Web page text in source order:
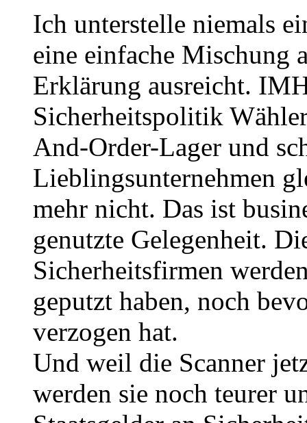
Ich unterstelle niemals
eine einfache Mischung
Erklärung ausreicht.
Sicherheitspolitik
And-Order-Lager und
Lieblingsunternehmen
mehr nicht. Das ist
genutzte Gelegenheit.
Sicherheitsfirmen
geputzt haben, noch
verzogen hat.
Und weil die Scanner
werden sie noch teurer